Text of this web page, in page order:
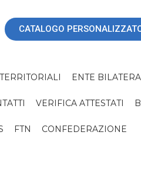
CATALOGO
ENTE
VERIFICA ATTESTATI
FTN CONFEDERAZIONE